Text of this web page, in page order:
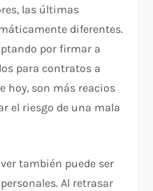
las últimas
diferentes.
por firmar a
para contratos a
hoy, son más reacios
el riesgo de una mala
también puede ser
Al retrasar